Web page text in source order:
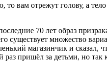
вам отрежут голову, а
70 лет образ
существует множество
магазинчик и сказал,
пришёл за детьми, но